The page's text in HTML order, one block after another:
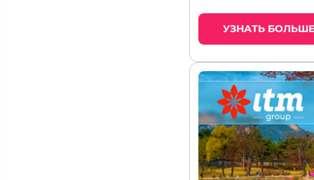
УЗНАТЬ БОЛЬШЕ